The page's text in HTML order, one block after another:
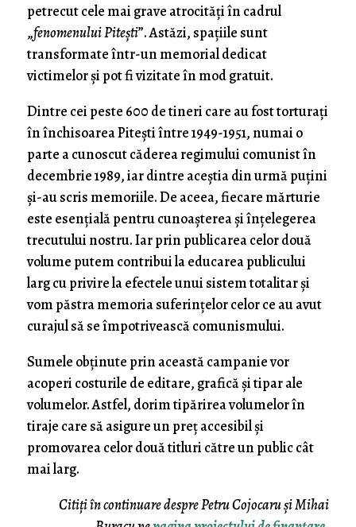
petrecut cele mai grave atrocități în cadrul
„fenomenului Pitești”. Astăzi, spațiile sunt
transformate într-un memorial dedicat
victimelor și pot fi vizitate în mod gratuit.
Dintre cei peste 600 de tineri care au fost torturați
în închisoarea Pitești între 1949-1951, numai o
parte a cunoscut căderea regimului comunist în
decembrie 1989, iar dintre aceștia din urmă puțini
și-au scris memoriile. De aceea, fiecare mărturie
este esențială pentru cunoașterea și înțelegerea
trecutului nostru. Iar prin publicarea celor două
volume putem contribui la educarea publicului
larg cu privire la efectele unui sistem totalitar și
vom păstra memoria suferințelor celor ce au avut
curajul să se împotrivească comunismului.
Sumele obținute prin această campanie vor
acoperi costurile de editare, grafică și tipar ale
volumelor. Astfel, dorim tipărirea volumelor în
tiraje care să asigure un preț accesibil și
promovarea celor două titluri către un public cât
mai larg.
Citiţi în continuare despre Petru Cojocaru și Mihai